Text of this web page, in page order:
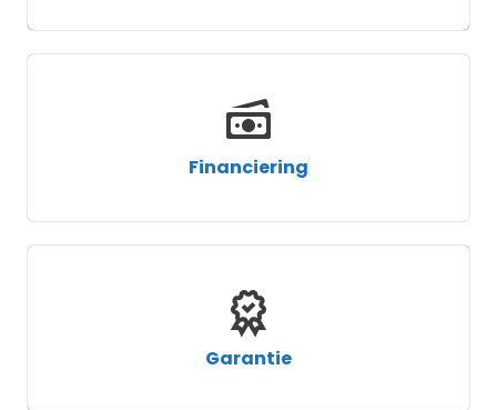
Financiering
Garantie